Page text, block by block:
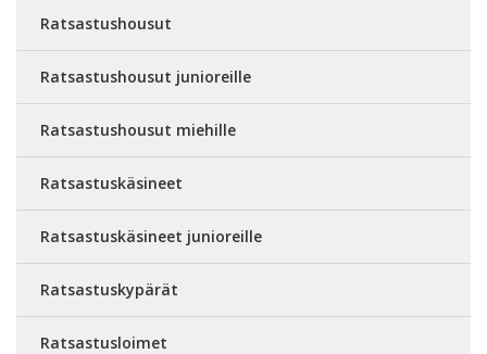
Ratsastushousut
Ratsastushousut junioreille
Ratsastushousut miehille
Ratsastuskäsineet
Ratsastuskäsineet junioreille
Ratsastuskypärät
Ratsastusloimet